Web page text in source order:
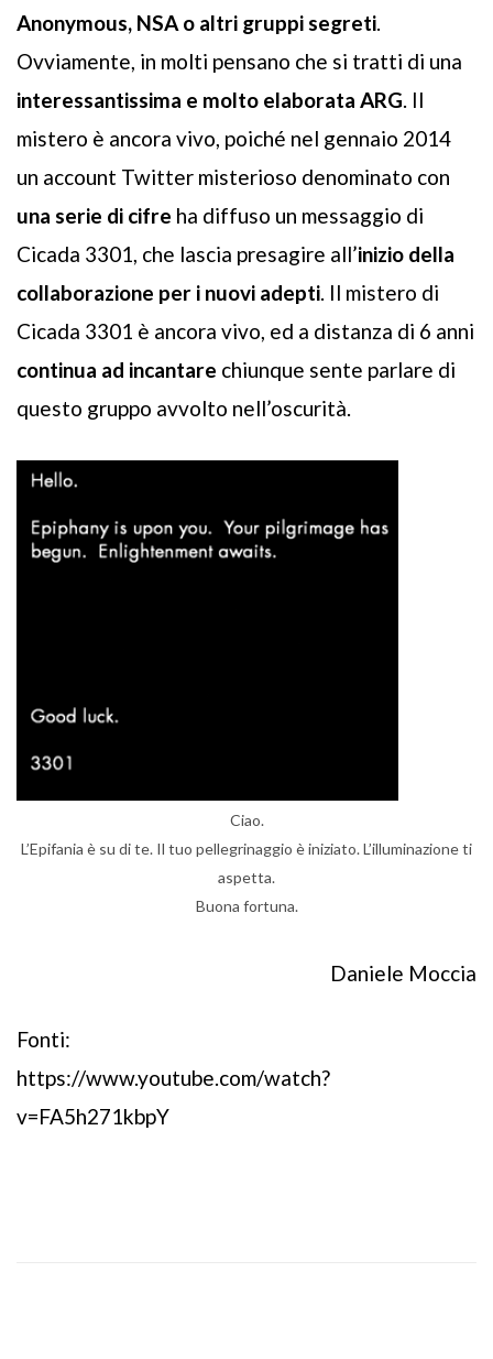
Anonymous, NSA o altri gruppi segreti.
Ovviamente, in molti pensano che si tratti di una
interessantissima e molto elaborata ARG. Il
mistero è ancora vivo, poiché nel gennaio 2014
un account Twitter misterioso denominato con
una serie di cifre ha diffuso un messaggio di
Cicada 3301, che lascia presagire all’inizio della
collaborazione per i nuovi adepti. Il mistero di
Cicada 3301 è ancora vivo, ed a distanza di 6 anni
continua ad incantare chiunque sente parlare di
questo gruppo avvolto nell’oscurità.
Ciao.
L’Epifania è su di te. Il tuo pellegrinaggio è iniziato. L’illuminazione ti
aspetta.
Buona fortuna.
Daniele Moccia
Fonti:
https://www.youtube.com/watch?
v=FA5h271kbpY